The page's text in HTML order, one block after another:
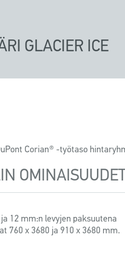
GLACIER ICE
Corian® -työtaso
OMINAISUUDET
12 mm:n levyjen paksuutena
760 x 3680 ja 910 x 3680 mm.